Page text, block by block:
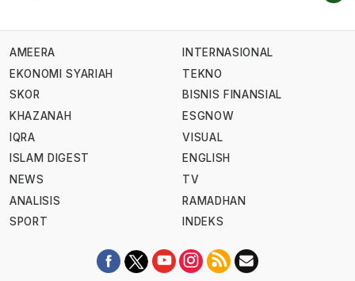
AMEERA
EKONOMI SYARIAH
SKOR
KHAZANAH
IQRA
ISLAM DIGEST
NEWS
ANALISIS
SPORT
INTERNASIONAL
TEKNO
BISNIS FINANSIAL
ESGNOW
VISUAL
ENGLISH
TV
RAMADHAN
INDEKS